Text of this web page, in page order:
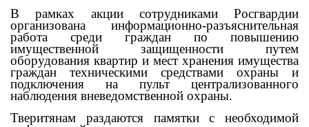
В рамках акциисотрудниками Росгвардии
организована информационно-разъяснительная
работа среди граждан по повышению
имущественной защищенности путем
оборудования квартир и мест хранения имущества
граждан техническими средствами охраны и
подключения на пульт централизованного
наблюдения вневедомственной охраны.
Тверитянам раздаютсяпамятки с необходимой